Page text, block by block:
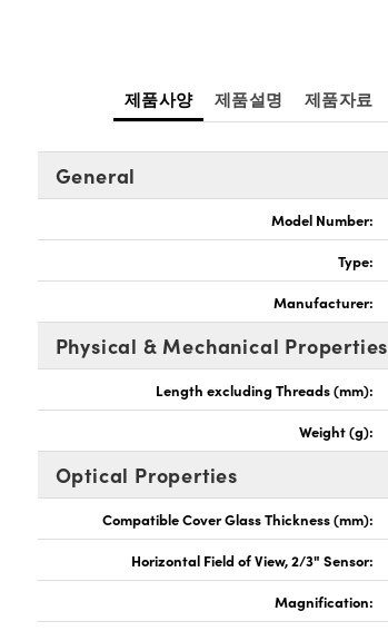
제품사양 제품설명 제품자료
General
Model Number:
Type:
Manufacturer:
Physical & Mechanical Properties
Length excluding Threads (mm):
Weight (g):
Optical Properties
Compatible Cover Glass Thickness (mm):
Horizontal Field of View, 2/3" Sensor:
Magnification: